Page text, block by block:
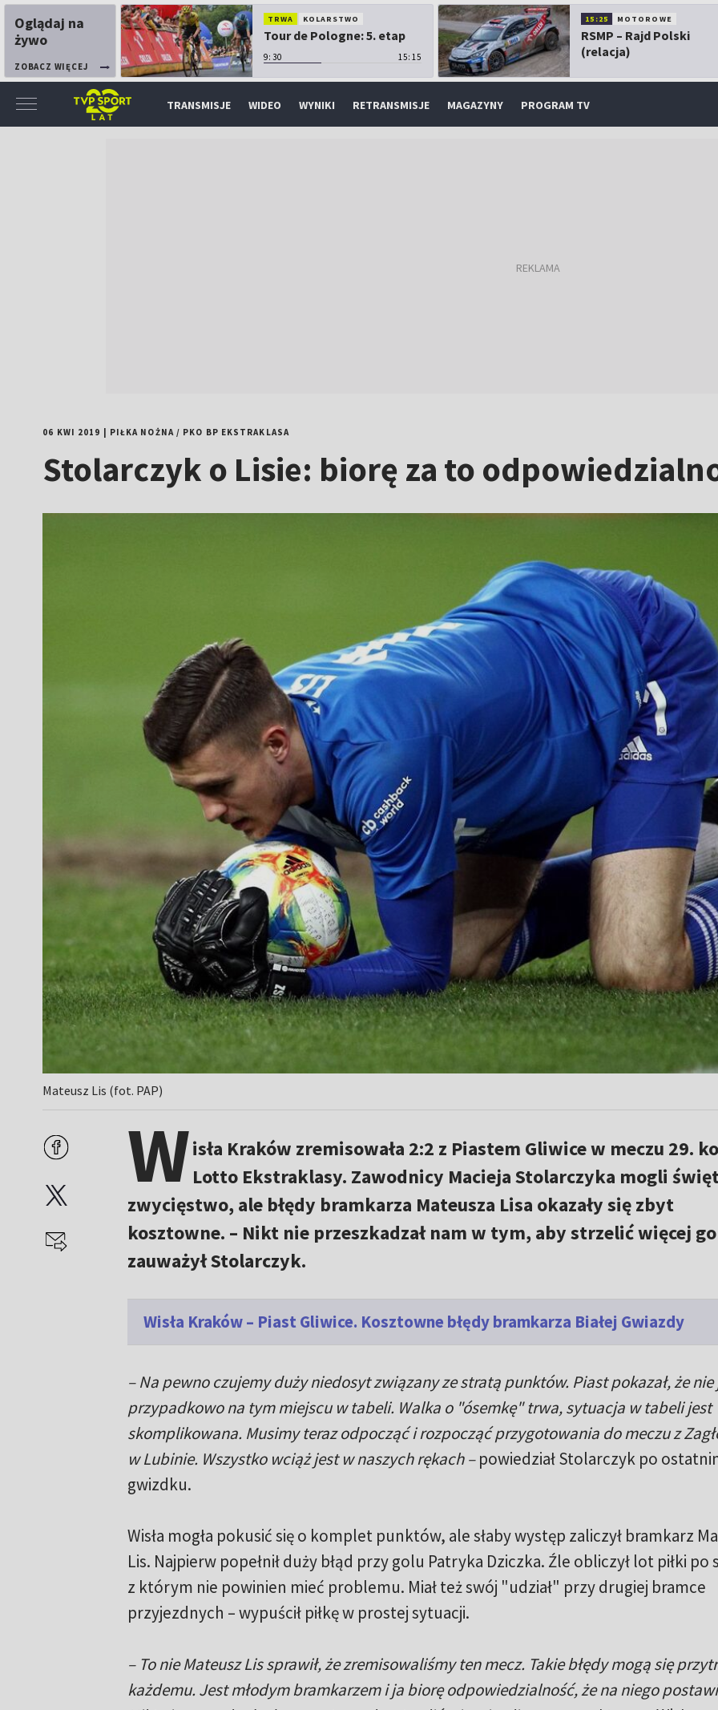
Oglądaj na
żywo
ZOBACZ WIĘCEJ
TRWA KOLARSTWO
Tour de Pologne: 5. etap
9:30 15:15
15:25 MOTOROWE
RSMP – Rajd Polski
(relacja)
TRANSMISJE WIDEO WYNIKI RETRANSMISJE MAGAZYNY PROGRAM TV
06 KWI 2019 PIŁKA NOŻNA/ PKO BP EKSTRAKLASA
Stolarczyk o Lisie: biorę za to
Mateusz Lis (fot. PAP)
Wisła Kraków zremisowała 2:2 z Piastem Gliwice w meczu 29.
Lotto Ekstraklasy. Zawodnicy Macieja Stolarczyka mogli
zwycięstwo, ale błędy bramkarza Mateusza Lisa okazały się zbyt
kosztowne. – Nikt nie przeszkadzał nam w tym, aby strzelić więcej
zauważył Stolarczyk.
Wisła Kraków – Piast Gliwice. Kosztowne błędy bramkarza Białej Gwiazdy
– Na pewno czujemy duży niedosyt związany ze stratą punktów. Piast pokazał, że nie
przypadkowo na tym miejscu w tabeli. Walka o "ósemkę" trwa, sytuacja w tabeli jest
skomplikowana. Musimy teraz odpocząć i rozpocząć przygotowania do meczu z
w Lubinie. Wszystko wciąż jest w naszych rękach –powiedział Stolarczyk po
gwizdku.
Wisła mogła pokusić się o komplet punktów, ale słaby występ zaliczył bramkarz
Lis. Najpierw popełnił duży błąd przy golu Patryka Dziczka. Źle obliczył lot piłki po
z którym nie powinien mieć problemu. Miał też swój "udział" przy drugiej bramce
przyjezdnych – wypuścił piłkę w prostej sytuacji.
– To nie Mateusz Lis sprawił, że zremisowaliśmy ten mecz. Takie błędy mogą się
każdemu. Jest młodym bramkarzem i ja biorę odpowiedzialność, że na niego